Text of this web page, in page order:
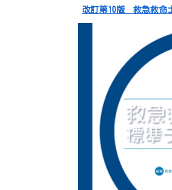
改訂第10版 救急救命